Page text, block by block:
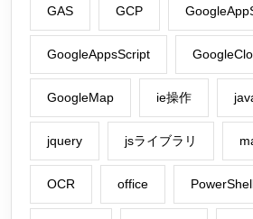
GAS GCP
GoogleAppsScript
GoogleMap ie操作
jquery jsライブラリ
OCR office